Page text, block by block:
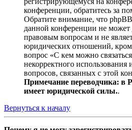
конференции, обратитесь за
Обратите внимание, что
данной конференции не может
правовым вопросам и не
юридических отношений,
вопрос «С кем можно
некорректного
вопросов, связанных с этой
Примечание переводчика: в
имеет юридической силы..
Вернуться к началу